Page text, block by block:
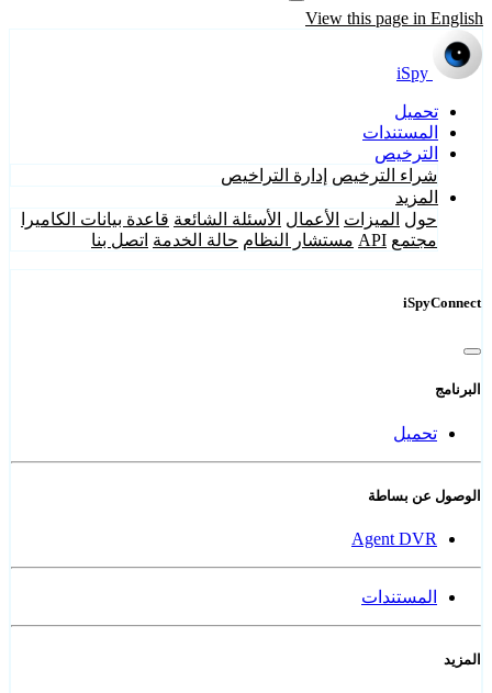
View this page in English
iSpy
تحميل
المستندات
الترخيص
شراء الترخيص إدارة التراخيص
المزيد
حول الميزات الأعمال الأسئلة الشائعة قاعدة بيانات الكاميرا
مجتمع API مستشار النظام حالة الخدمة اتصل بنا
iSpyConnect
البرنامج
تحميل
الوصول عن بساطة
Agent DVR
المستندات
المزيد